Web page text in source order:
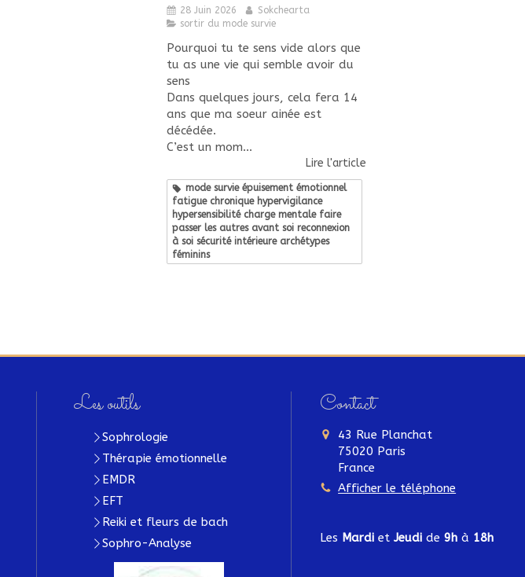
28 Juin 2026
Sokchearta
sortir du mode survie
Pourquoi tu te sens vide alors que
tu as une vie qui semble avoir du
sens
Dans quelques jours, cela fera 14
ans que ma soeur ainée est
décédée.
C’est un mom...
Lire l'article
mode survie épuisement émotionnel
fatigue chronique hypervigilance
hypersensibilité charge mentale faire
passer les autres avant soi reconnexion
à soi sécurité intérieure archétypes
féminins
Les outils
Sophrologie
Thérapie émotionnelle
EMDR
EFT
Reiki et fleurs de bach
Sophro-Analyse
Contact
43 Rue Planchat
75020 Paris
France
Afficher le téléphone
Les Mardi etJeudi de9h à 18h